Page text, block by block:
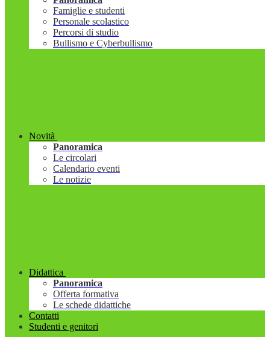
Famiglie e studenti
Personale scolastico
Percorsi di studio
Bullismo e Cyberbullismo
Novità
Panoramica
Le circolari
Calendario eventi
Le notizie
Didattica
Panoramica
Offerta formativa
Le schede didattiche
Contatti
Studenti e genitori